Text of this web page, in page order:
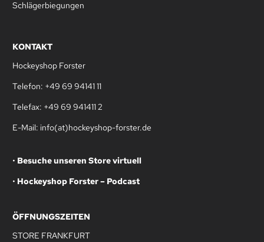
Schlägerbiegungen
KONTAKT
Hockeyshop Forster
Telefon: +49 69 94141 11
Telefax: +49 69 941411 2
E-Mail: info(at)hockeyshop-forster.de
• Besuche unseren Store virtuell
• Hockeyshop Forster – Podcast
ÖFFNUNGSZEITEN
STORE FRANKFURT